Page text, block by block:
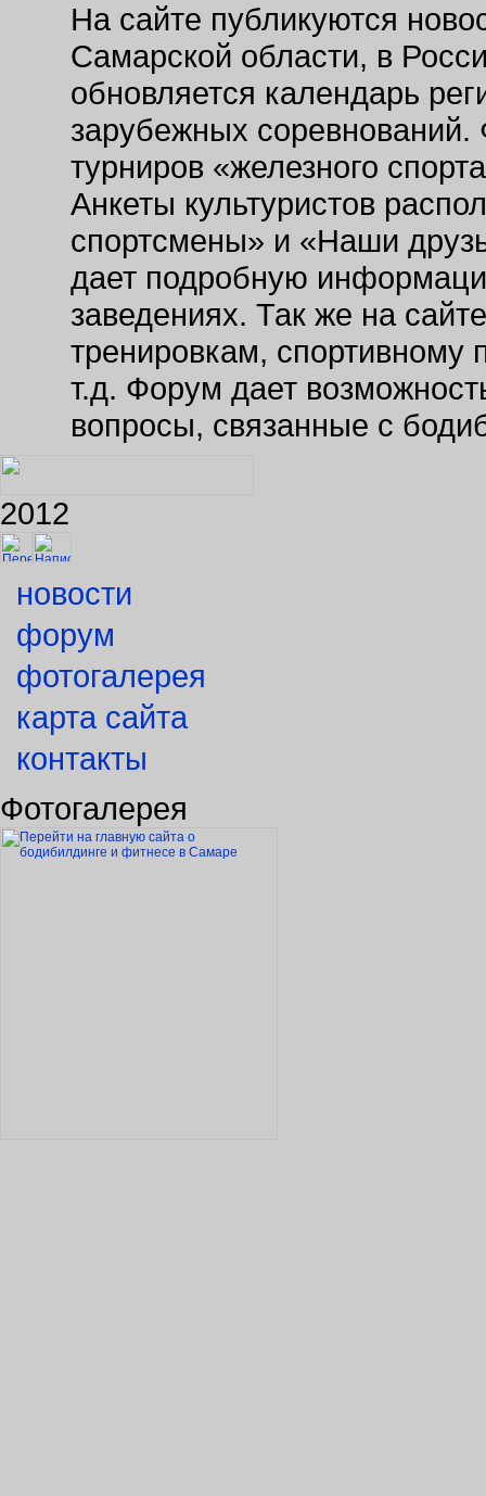
На сайте публикуются
Самарской области, в
обновляется календарь
зарубежных соревнований.
турниров «железного
Анкеты культуристов
спортсмены» и «Наши
дает подробную
заведениях. Так же на
тренировкам, спортивному
т.д. Форум дает
вопросы, связанные с
2012
новости
форум
фотогалерея
карта сайта
контакты
Фотогалерея